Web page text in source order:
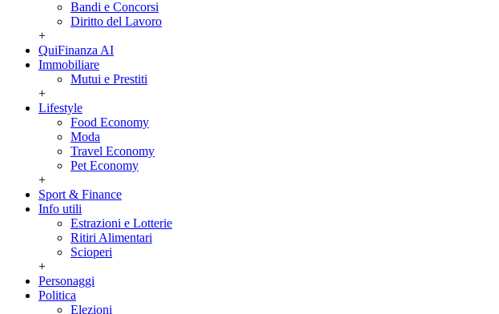
Bandi e Concorsi
Diritto del Lavoro
+
QuiFinanza AI
Immobiliare
Mutui e Prestiti
+
Lifestyle
Food Economy
Moda
Travel Economy
Pet Economy
+
Sport & Finance
Info utili
Estrazioni e Lotterie
Ritiri Alimentari
Scioperi
+
Personaggi
Politica
Elezioni